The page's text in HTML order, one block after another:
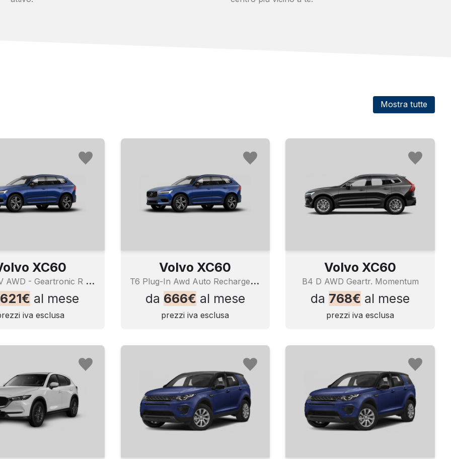
(personalizzabile info/grafica)
centrale
Mostra tutte
XC60
B
4 197CV AWD - Geartronic R - Design
621€ al mese
iva esclusa
Volvo XC60
T
6 Plug-In Awd Auto Recharge Ins. Exp
da 666€ al mese
prezzi iva esclusa
Volvo XC60
B4 D AWD Geartr. Momentum
da 768€ al mese
prezzi iva esclusa